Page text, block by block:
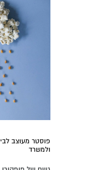
פוסטר מעוצב
ולמשרד